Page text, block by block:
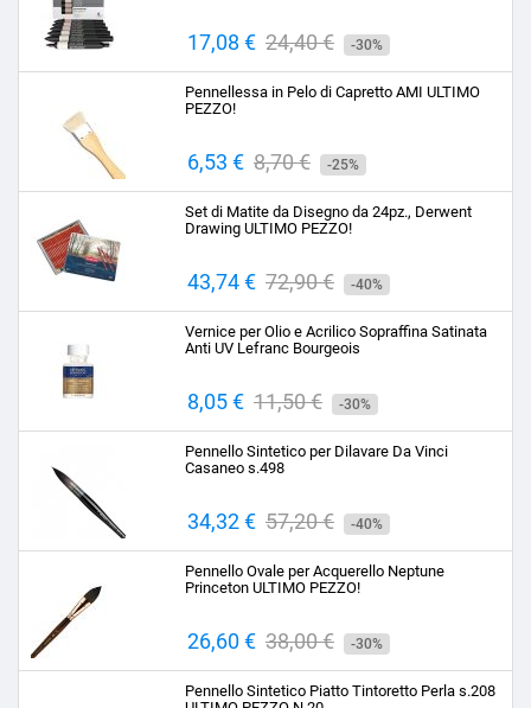
Prezzo
17,08 € Prezzo
base
24,40 € -30%
Pennellessa in Pelo di Capretto AMI ULTIMO
PEZZO!
Prezzo
6,53 € Prezzo
base
8,70 € -25%
Set di Matite da Disegno da 24pz., Derwent
Drawing ULTIMO PEZZO!
Prezzo
43,74 € Prezzo
base
72,90 € -40%
Vernice per Olio e Acrilico Sopraffina Satinata
Anti UV Lefranc Bourgeois
Prezzo
8,05 € Prezzo
base
11,50 € -30%
Pennello Sintetico per Dilavare Da Vinci
Casaneo s.498
Prezzo
34,32 € Prezzo
base
57,20 € -40%
Pennello Ovale per Acquerello Neptune
Princeton ULTIMO PEZZO!
Prezzo
26,60 € Prezzo
base
38,00 € -30%
Pennello Sintetico Piatto Tintoretto Perla s.208